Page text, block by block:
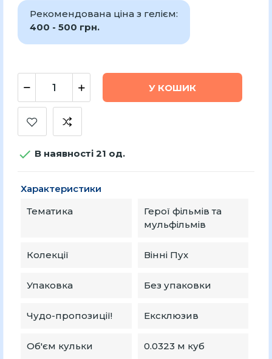
Рекомендована ціна з гелієм:
400 - 500 грн.
У КОШИК
 В наявності 21 од.
Характеристики
Тематика
Герої фільмів та
мульфільмів
Колекції Вінні Пух
Упаковка Без упаковки
Чудо-пропозиції! Ексклюзив
Об'єм кульки 0.0323 м куб